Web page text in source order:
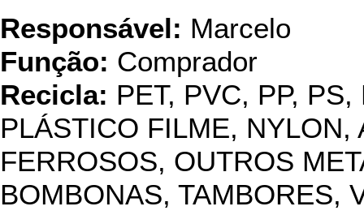
Responsável: Marcelo
Função: Comprador
Recicla: PET, PVC, PP,
PLÁSTICO FILME, NYLON,
FERROSOS, OUTROS
BOMBONAS, TAMBORES,